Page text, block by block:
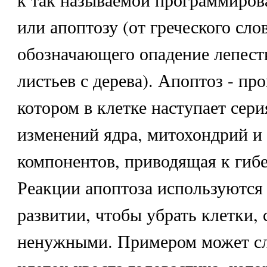
или апоптозу (от греческого
обозначающего опадение
листьев с дерева). Апоптоз -
котором в клетке наступает
изменений ядра, митохондрий
компонентов, приводящая к
Реакции апоптоза
развитии, чтобы убрать клетки,
ненужными. Примером может